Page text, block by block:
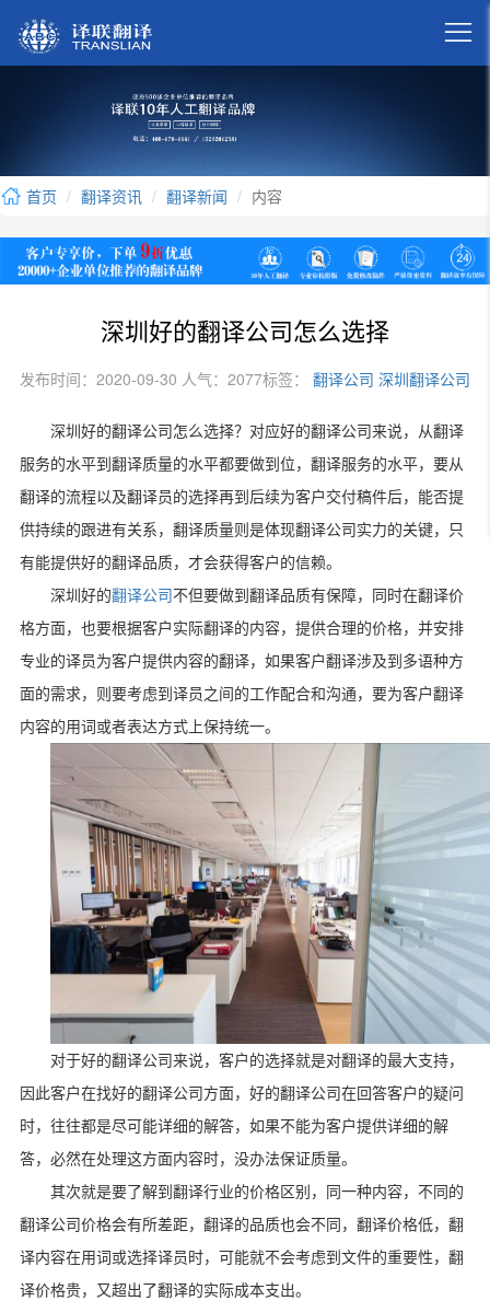

首页 翻译资讯 翻译新闻 内容
深圳好的翻译公司怎么选择
发布时间：2020-09-30 人气：2077标签： 翻译公司 深圳翻译公司
深圳好的翻译公司怎么选择？对应好的翻译公司来说，从翻译
服务的水平到翻译质量的水平都要做到位，翻译服务的水平，要从
翻译的流程以及翻译员的选择再到后续为客户交付稿件后，能否提
供持续的跟进有关系，翻译质量则是体现翻译公司实力的关键，只
有能提供好的翻译品质，才会获得客户的信赖。
深圳好的翻译公司 不但要做到翻译品质有保障，同时在翻译价
格方面，也要根据客户实际翻译的内容，提供合理的价格，并安排
专业的译员为客户提供内容的翻译，如果客户翻译涉及到多语种方
面的需求，则要考虑到译员之间的工作配合和沟通，要为客户翻译
内容的用词或者表达方式上保持统一。
对于好的翻译公司来说，客户的选择就是对翻译的最大支持，
因此客户在找好的翻译公司方面，好的翻译公司在回答客户的疑问
时，往往都是尽可能详细的解答，如果不能为客户提供详细的解
答，必然在处理这方面内容时，没办法保证质量。
其次就是要了解到翻译行业的价格区别，同一种内容，不同的
翻译公司价格会有所差距，翻译的品质也会不同，翻译价格低，翻
译内容在用词或选择译员时，可能就不会考虑到文件的重要性，翻
译价格贵，又超出了翻译的实际成本支出。